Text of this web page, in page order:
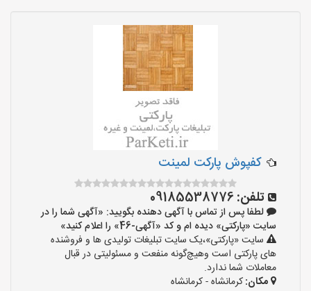
کفپوش پارکت لمینت
تلفن: 09185538776
لطفا پس از تماس با آگهی دهنده بگویید: «آگهی شما را در
سایت «پارکتی» دیده ام و کد «آگهی-46» را اعلام کنید»
سایت «پارکتی»،یک سایت تبلیغات تولیدی ها و فروشنده
های پارکتی است وهیچ‌گونه منفعت و مسئولیتی در قبال
معاملات شما ندارد.
مکان:کرمانشاه - کرمانشاه